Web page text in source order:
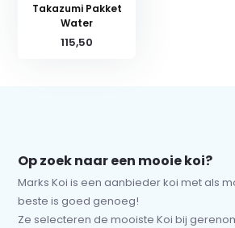
Takazumi Pakket
Water
115,50
Op zoek naar een mooie koi?
Marks Koi is een aanbieder koi met als
beste is goed genoeg!
Ze selecteren de mooiste Koi bij